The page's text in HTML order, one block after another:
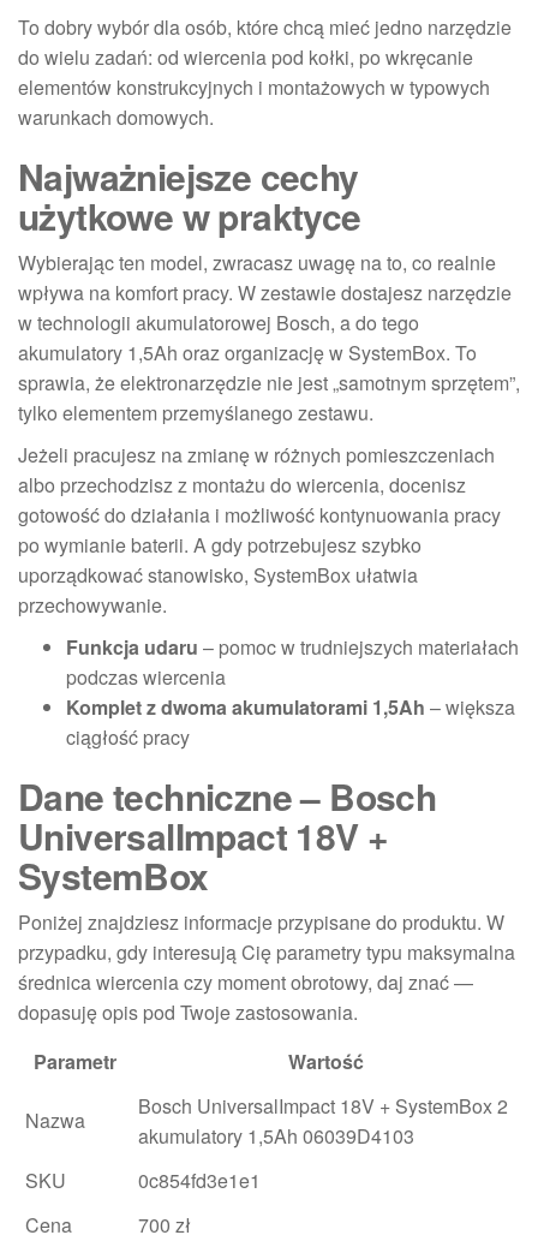
To dobry wybór dla osób, które chcą mieć jedno narzędzie
do wielu zadań: od wiercenia pod kołki, po wkręcanie
elementów konstrukcyjnych i montażowych w typowych
warunkach domowych.
Najważniejsze cechy
użytkowe w praktyce
Wybierając ten model, zwracasz uwagę na to, co realnie
wpływa na komfort pracy. W zestawie dostajesz narzędzie
w technologii akumulatorowej Bosch, a do tego
akumulatory 1,5Ah oraz organizację w SystemBox. To
sprawia, że elektronarzędzie nie jest „samotnym sprzętem”,
tylko elementem przemyślanego zestawu.
Jeżeli pracujesz na zmianę w różnych pomieszczeniach
albo przechodzisz z montażu do wiercenia, docenisz
gotowość do działania i możliwość kontynuowania pracy
po wymianie baterii. A gdy potrzebujesz szybko
uporządkować stanowisko, SystemBox ułatwia
przechowywanie.
Funkcja udaru – pomoc w trudniejszych materiałach
podczas wiercenia
Komplet z dwoma akumulatorami 1,5Ah – większa
ciągłość pracy
Dane techniczne – Bosch
UniversalImpact 18V +
SystemBox
Poniżej znajdziesz informacje przypisane do produktu. W
przypadku, gdy interesują Cię parametry typu maksymalna
średnica wiercenia czy moment obrotowy, daj znać —
dopasuję opis pod Twoje zastosowania.
Parametr
Wartość
Nazwa
Bosch UniversalImpact 18V + SystemBox 2
akumulatory 1,5Ah 06039D4103
SKU
0c854fd3e1e1
Cena
700 zł